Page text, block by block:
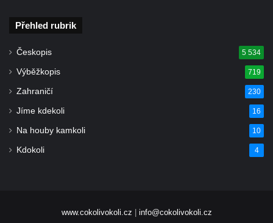
Křížovém vrchu ve Frýdlantu
vrchu ve Frýdlantu
Kostel svatého Jakuba Většího v Sokolově
Kostel Nanebevzetí Panny Marie ve
Slunečné
Kostel Jména Panny Marie v Sepekově
Kostel svatých Petra a Pavla v Růžové
Přehled rubrik
Českopis 5 534
Výběžkopis 719
Zahraničí 230
Jíme kdekoli 16
Na houby kamkoli 10
Kdokoli 4
www.cokolivokoli.cz | info@cokolivokoli.cz